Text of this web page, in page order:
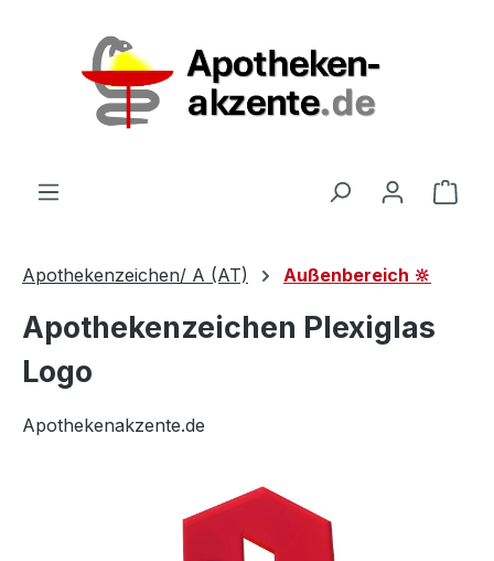
Apothekenzeichen/ A (AT) Außenbereich 🔆
Apothekenzeichen Plexiglas
Logo
Apothekenakzente.de